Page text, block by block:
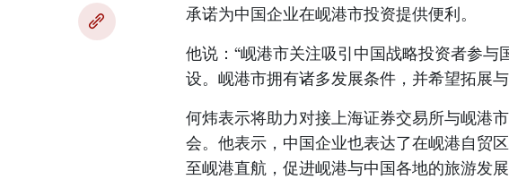
承诺为中国企业在岘港市投资提供便利。
他说：“岘港市关注吸引中国战略投资者参
设。岘港市拥有诸多发展条件，并希望拓展与
何炜表示将助力对接上海证券交易所与岘港
会。他表示，中国企业也表达了在岘港自贸
至岘港直航，促进岘港与中国各地的旅游发展